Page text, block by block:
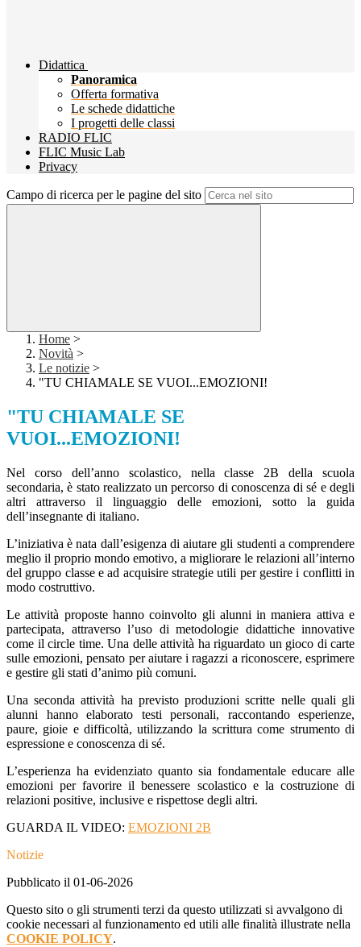
Didattica
Panoramica
Offerta formativa
Le schede didattiche
I progetti delle classi
RADIO FLIC
FLIC Music Lab
Privacy
Campo di ricerca per le pagine del sito
Home >
Novità >
Le notizie >
"TU CHIAMALE SE VUOI...EMOZIONI!
"TU CHIAMALE SE
VUOI...EMOZIONI!
Nel corso dell’anno scolastico, nella classe 2B della scuola
secondaria, è stato realizzato un percorso di conoscenza di sé e degli
altri attraverso il linguaggio delle emozioni, sotto la guida
dell’insegnante di italiano.
L’iniziativa è nata dall’esigenza di aiutare gli studenti a comprendere
meglio il proprio mondo emotivo, a migliorare le relazioni all’interno
del gruppo classe e ad acquisire strategie utili per gestire i conflitti in
modo costruttivo.
Le attività proposte hanno coinvolto gli alunni in maniera attiva e
partecipata, attraverso l’uso di metodologie didattiche innovative
come il circle time. Una delle attività ha riguardato un gioco di carte
sulle emozioni, pensato per aiutare i ragazzi a riconoscere, esprimere
e gestire gli stati d’animo più comuni.
Una seconda attività ha previsto produzioni scritte nelle quali gli
alunni hanno elaborato testi personali, raccontando esperienze,
paure, gioie e difficoltà, utilizzando la scrittura come strumento di
espressione e conoscenza di sé.
L’esperienza ha evidenziato quanto sia fondamentale educare alle
emozioni per favorire il benessere scolastico e la costruzione di
relazioni positive, inclusive e rispettose degli altri.
GUARDA IL VIDEO: EMOZIONI 2B
Notizie
Pubblicato il 01-06-2026
Questo sito o gli strumenti terzi da questo utilizzati si avvalgono di
cookie necessari al funzionamento ed utili alle finalità illustrate nella
COOKIE POLICY.